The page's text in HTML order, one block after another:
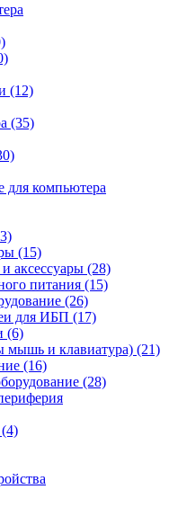
(12)
(35)
для компьютера
(15)
аксессуары (28)
питания (15)
(26)
для ИБП (17)
(6)
мышь и клавиатура) (21)
(16)
(28)